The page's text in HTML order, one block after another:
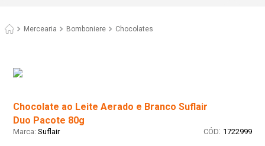
Mercearia Bomboniere Chocolates
Chocolate ao Leite Aerado e Branco Suflair
Duo Pacote 80g
Suflair : 1722999